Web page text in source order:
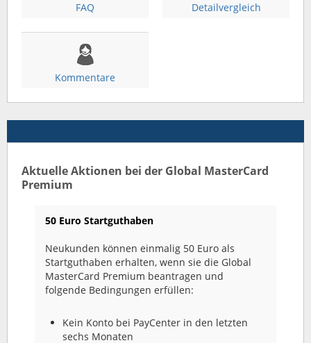
FAQ Detailvergleich
Kommentare
Aktuelle Aktionen bei der Global MasterCard
Premium
50 Euro Startguthaben
Neukunden können einmalig 50 Euro als
Startguthaben erhalten, wenn sie die Global
MasterCard Premium beantragen und
folgende Bedingungen erfüllen:
Kein Konto bei PayCenter in den letzten
sechs Monaten